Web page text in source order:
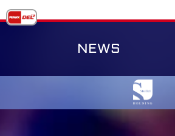
Skip
to
NEWS